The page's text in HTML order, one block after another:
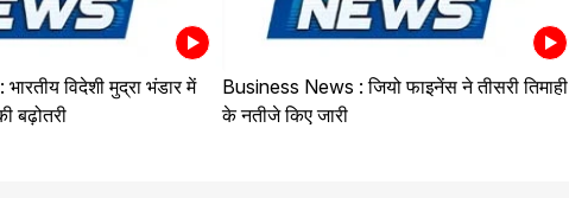
विदेशी मुद्रा भंडार में
बढ़ोतरी
Business News : जियो फाइनेंस ने तीसरी तिमाही
के नतीजे किए जारी